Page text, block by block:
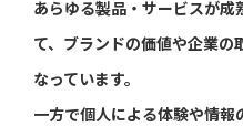
あらゆる製品・サービスが
て、ブランドの価値や企業の
なっています。
一方で個人による体験や情報